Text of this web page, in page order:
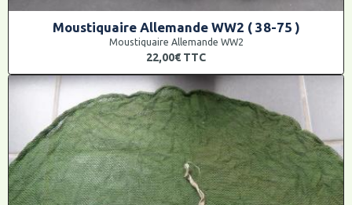
Moustiquaire Allemande WW2 ( 38-75 )
Moustiquaire Allemande WW2
22,00€ TTC